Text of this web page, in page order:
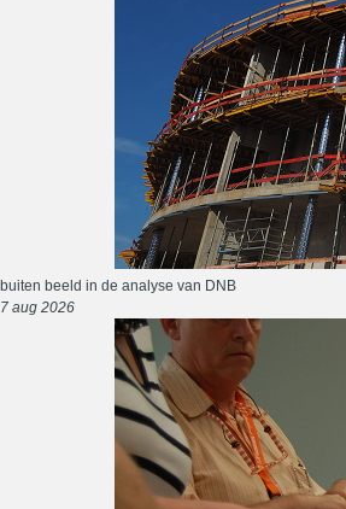
buiten beeld in de analyse van DNB
7 aug 2026